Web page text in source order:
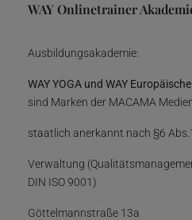
WAY Onlinetrainer
Ausbildungsakademie:
WAY YOGA und WAY
sind Marken der MACAMA
staatlich anerkannt nach §6
Verwaltung
DIN ISO 9001)
Göttelmannstraße 13a